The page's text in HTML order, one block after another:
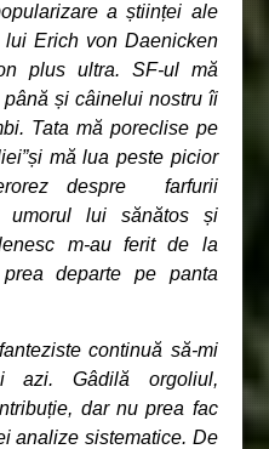
a științei ale
Erich von Daenicken
plus ultra. SF-ul mă
și câinelui nostru îi
Tata mă poreclise pe
mă lua peste picior
despre farfurii
umorul lui sănătos și
m-au ferit de la
departe pe panta
continuă să-mi
azi. Gâdilă orgoliul,
dar nu prea fac
analize sistematice. De